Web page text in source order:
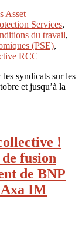
Asset
Services,
du travail,
(PSE),
RCC
syndicats sur les
et jusqu’à la
!
fusion
de BNP
IM